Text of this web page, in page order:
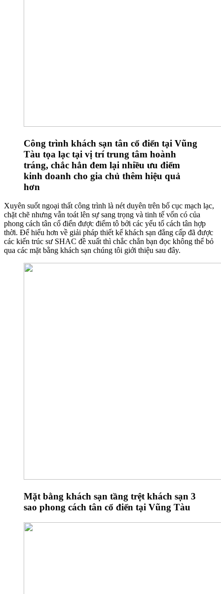
Công trình khách sạn tân cổ điển tại Vũng
Tàu tọa lạc tại vị trí trung tâm hoành
tráng, chắc hẳn đem lại nhiều ưu điểm
kinh doanh cho gia chủ thêm hiệu quả
hơn
Xuyên suốt ngoại thất công trình là nét duyên trên bố cục mạch lạc,
chặt chẽ nhưng vẫn toát lên sự sang trọng và tinh tế vốn có của
phong cách tân cổ điển được điểm tô bởi các yếu tố cách tân hợp
thời. Để hiểu hơn về giải pháp thiết kế khách sạn đẳng cấp đã được
các kiến trúc sư SHAC đề xuất thì chắc chẳn bạn đọc không thể bỏ
qua các mặt bằng khách sạn chúng tôi giới thiệu sau đây.
Mặt bằng khách sạn tầng trệt khách sạn 3
sao phong cách tân cổ điển tại Vũng Tàu